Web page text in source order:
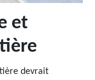
et
devrait